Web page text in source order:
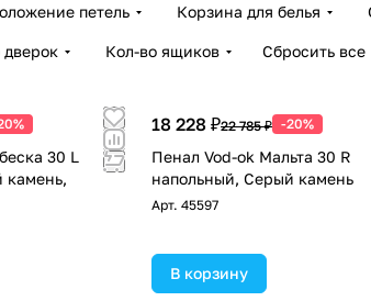
петель Корзина для белья
дверок Кол-во ящиков Сбросить все
30 L
камень,
18 228 ₽22 785 ₽ -20%
Пенал Vod-ok Мальта 30 R
напольный, Серый камень
Арт. 45597
В корзину